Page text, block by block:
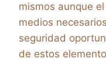
mismos aunque
medios
seguridad
de estos